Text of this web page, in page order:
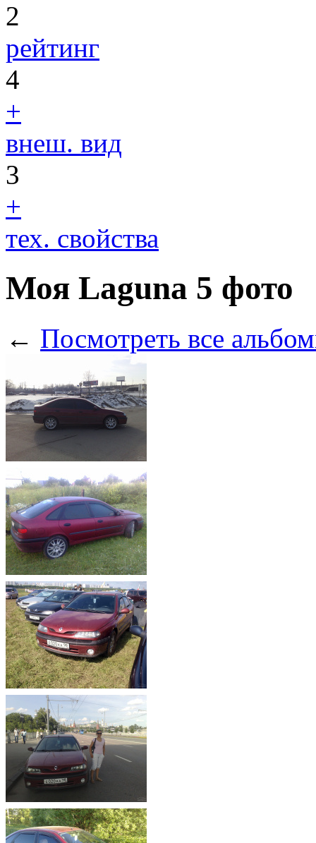
2
рейтинг
4
+
внеш. вид
3
+
тех. свойства
Моя Laguna 5 фото
← Посмотреть все